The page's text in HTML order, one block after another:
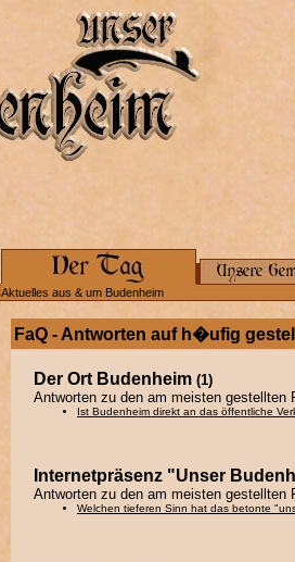
Aktuelles aus & um Budenheim
FaQ - Antworten auf h�ufig
Der Ort Budenheim (1)
Antworten zu den am meisten gestellten
Ist Budenheim direkt an das öffentliche
Internetpräsenz "Unser
Antworten zu den am meisten gestellten
Welchen tieferen Sinn hat das betonte "